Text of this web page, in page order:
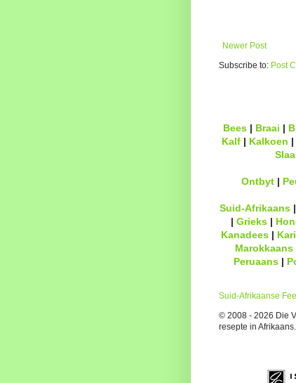
Newer Post
Subscribe to: Post
Bees | Braai |
Kalf| Kalkoen |
Ontbyt|
Suid-Afrikaans|
| Grieks|
Kanadees|
Marokkaans
Peruaans|
Suid-Afrikaanse
© 2008 - 2026 Die
resepte in Afrikaans.